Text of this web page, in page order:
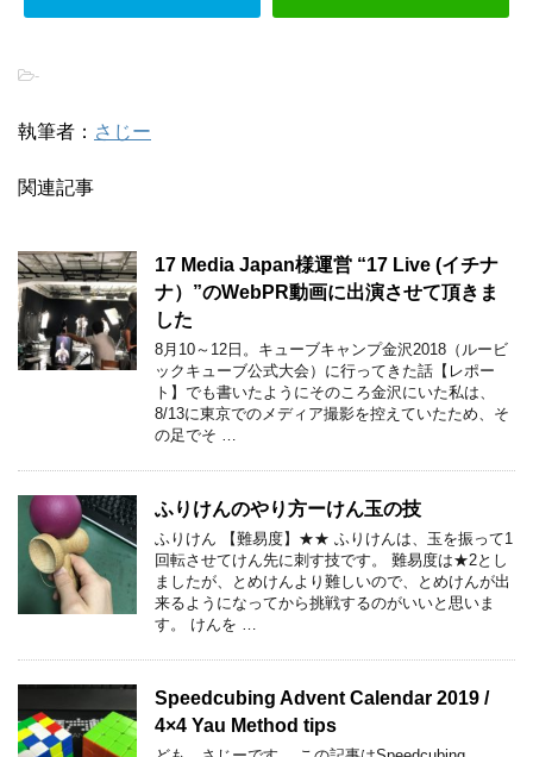
-
執筆者： さじー
関連記事
17 Media Japan様運営 “17 Live (イチナ
ナ）”のWebPR動画に出演させて頂きま
した
8月10～12日。キューブキャンプ金沢2018（ルービ
ックキューブ公式大会）に行ってきた話【レポー
ト】でも書いたようにそのころ金沢にいた私は、
8/13に東京でのメディア撮影を控えていたため、そ
の足でそ …
ふりけんのやり方ーけん玉の技
ふりけん 【難易度】★★ ふりけんは、玉を振って1
回転させてけん先に刺す技です。 難易度は★2とし
ましたが、とめけんより難しいので、とめけんが出
来るようになってから挑戦するのがいいと思いま
す。 けんを …
Speedcubing Advent Calendar 2019 /
4×4 Yau Method tips